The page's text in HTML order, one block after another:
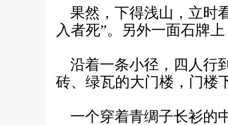
果然，下得浅山，立时
入者死”。另外一面石牌
沿着一条小径，四人行
砖、绿瓦的大门楼，门楼
一个穿着青绸子长衫的